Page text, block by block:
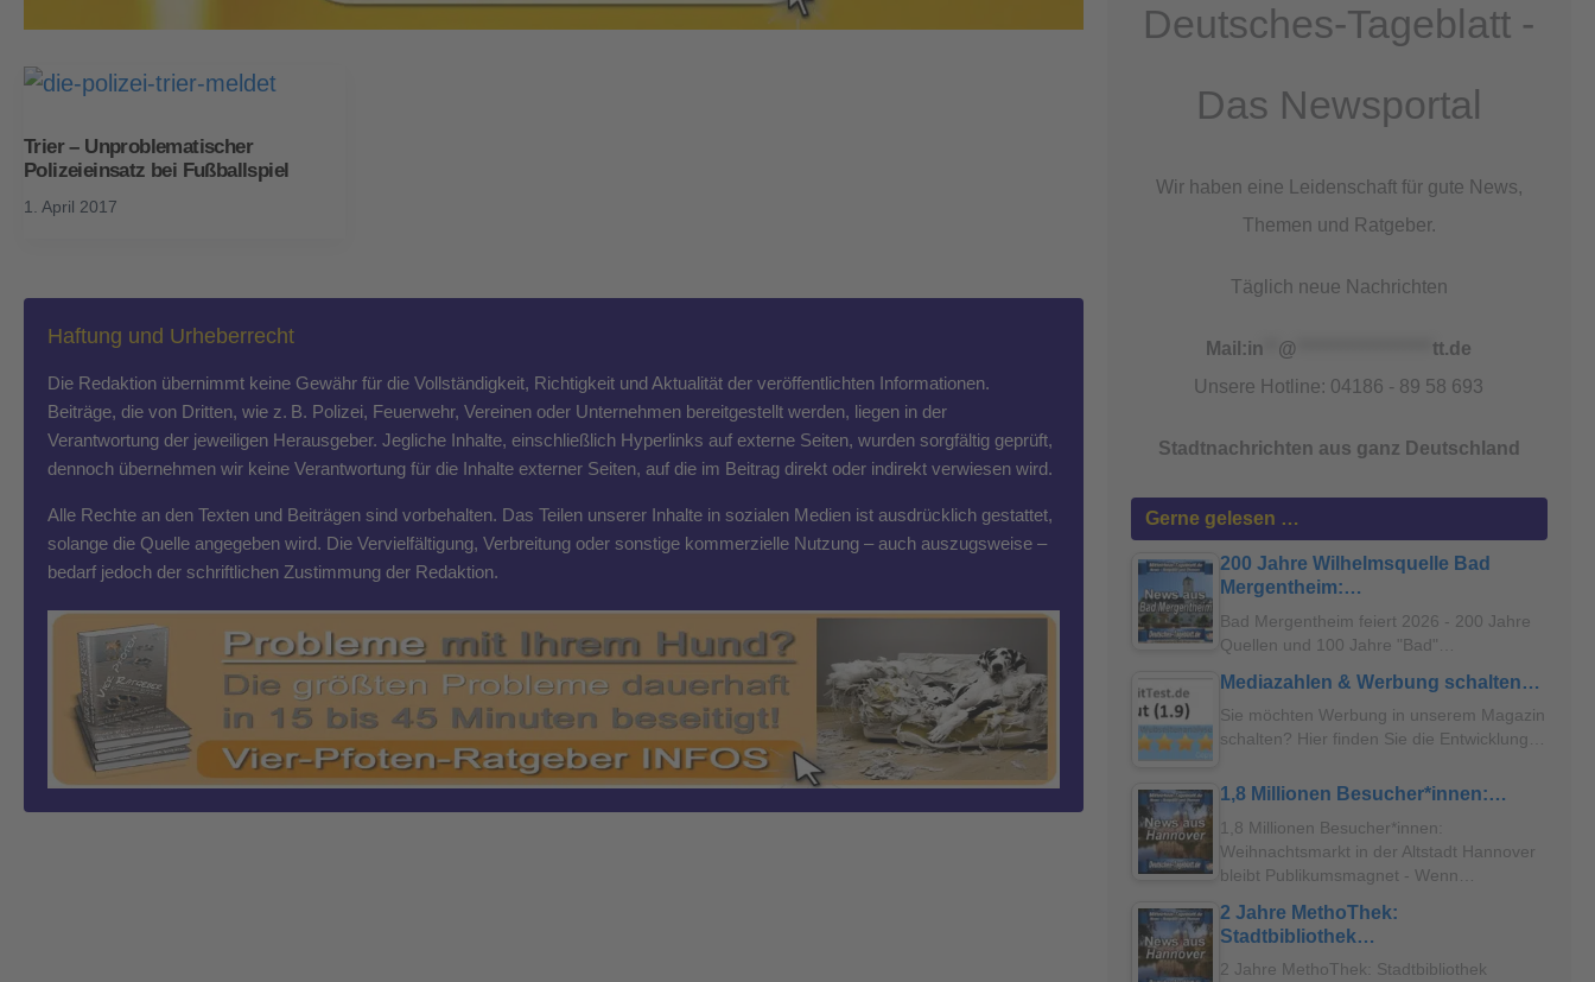
Trier – Unproblematischer
Polizeieinsatz bei Fußballspiel
1. April 2017
Haftung und Urheberrecht
Die Redaktion übernimmt keine Gewähr für die Vollständigkeit, Richtigkeit und Aktualität der veröffentlichten Informationen.
Beiträge, die von Dritten, wie z. B. Polizei, Feuerwehr, Vereinen oder Unternehmen bereitgestellt werden, liegen in der
Verantwortung der jeweiligen Herausgeber. Jegliche Inhalte, einschließlich Hyperlinks auf externe Seiten, wurden sorgfältig geprüft,
dennoch übernehmen wir keine Verantwortung für die Inhalte externer Seiten, auf die im Beitrag direkt oder indirekt verwiesen wird.
Alle Rechte an den Texten und Beiträgen sind vorbehalten. Das Teilen unserer Inhalte in sozialen Medien ist ausdrücklich gestattet,
solange die Quelle angegeben wird. Die Vervielfältigung, Verbreitung oder sonstige kommerzielle Nutzung – auch auszugsweise –
bedarf jedoch der schriftlichen Zustimmung der Redaktion.
Deutsches-Tageblatt -
Das Newsportal
Wir haben eine Leidenschaft für gute News,
Themen und Ratgeber.
Täglich neue Nachrichten
Mail:in @ *******************tt.de
Unsere Hotline: 04186 - 89 58 693
Stadtnachrichten aus ganz Deutschland
Gerne gelesen …
200 Jahre Wilhelmsquelle Bad
Mergentheim:…
Bad Mergentheim feiert 2026 - 200 Jahre
Quellen und 100 Jahre "Bad"…
Mediazahlen & Werbung schalten…
Sie möchten Werbung in unserem Magazin
schalten? Hier finden Sie die Entwicklung…
1,8 Millionen Besucher*innen:…
1,8 Millionen Besucher*innen:
Weihnachtsmarkt in der Altstadt Hannover
bleibt Publikumsmagnet - Wenn…
2 Jahre MethoThek:
Stadtbibliothek…
2 Jahre MethoThek: Stadtbibliothek